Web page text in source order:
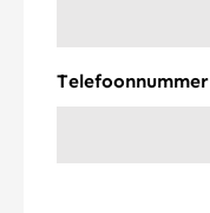
Telefoonnummer